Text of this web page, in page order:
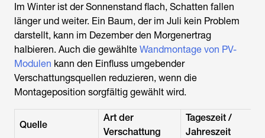
Im Winter ist der Sonnenstand flach, Schatten fallen
länger und weiter. Ein Baum, der im Juli kein Problem
darstellt, kann im Dezember den Morgenertrag
halbieren. Auch die gewählte Wandmontage von PV-
Modulen kann den Einfluss umgebender
Verschattungsquellen reduzieren, wenn die
Montageposition sorgfältig gewählt wird.
Quelle
Art der
Verschattung
Tageszeit /
Jahreszeit